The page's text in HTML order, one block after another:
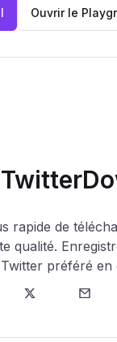
Ouvrir le
rapide de
qualité.
préféré en
Twitter E-mail